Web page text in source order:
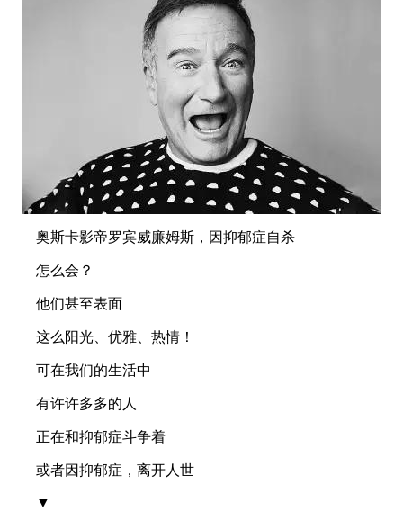
奥斯卡影帝罗宾威廉姆斯，因抑郁症自杀
怎么会？
他们甚至表面
这么阳光、优雅、热情！
可在我们的生活中
有许许多多的人
正在和抑郁症斗争着
或者因抑郁症，离开人世
▼